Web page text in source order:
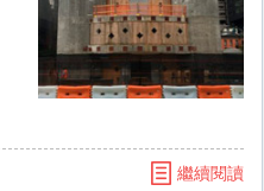
繼續閱讀